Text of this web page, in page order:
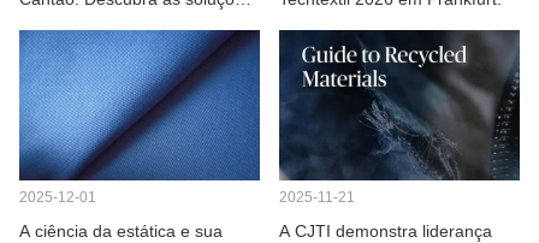
proteção da CJTI.
2025-12-01
A ciência da estática e sua
2025-11-21
A CJTI demonstra liderança